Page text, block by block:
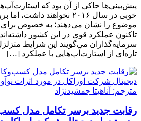
پیش‌بینی‌ها حاکی از آن بود که
خوبی در سال ۲۰۱۶ نخواهند
موضوع را نشان می‌دهند؛ به خصوص
تاکنون عملکرد قوی در این کشور
سرمایه‌گذاران می‌گویند این شرایط
تازه‌ای از استارت‌آپ‌هایی با عملکرد […]
رقابت جدید برسر تکامل مدل